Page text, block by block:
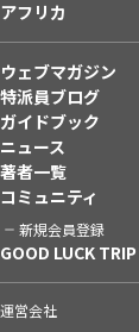
アフリカ
ウェブマガジン
特派員ブログ
ガイドブック
ニュース
著者一覧
コミュニティ
新規会員登録
GOOD LUCK TRIP
運営会社